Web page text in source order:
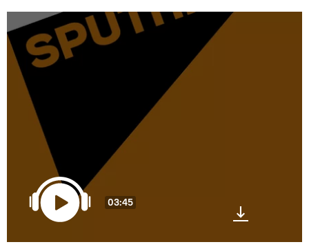
03:45